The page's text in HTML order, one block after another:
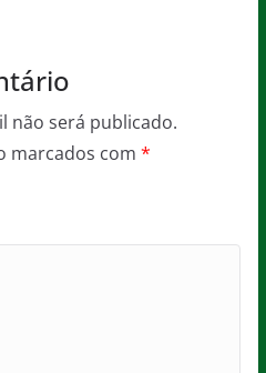
não será publicado.
marcados com *